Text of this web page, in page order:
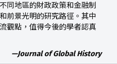
同地區的財政政策和金融制
前景光明的研究路徑。其中
觀點，值得今後的學者認真
—Journal of Global History